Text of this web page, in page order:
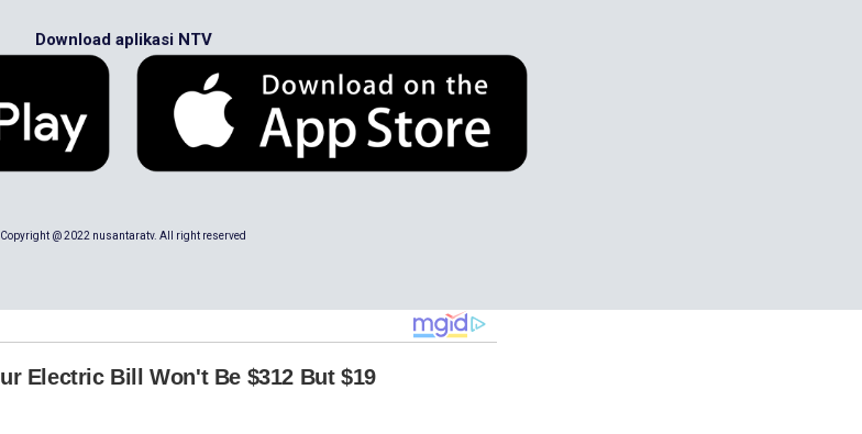
Download aplikasi NTV
Copyright @ 2022 nusantaratv. All right reserved